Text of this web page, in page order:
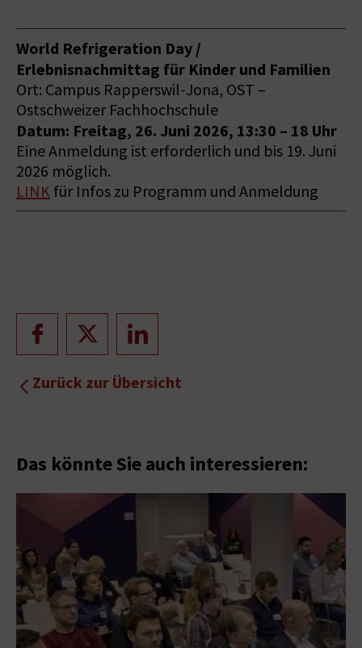
World Refrigeration Day /
Erlebnisnachmittag für Kinder und Familien
Ort: Campus Rapperswil-Jona, OST –
Ostschweizer Fachhochschule
Datum: Freitag, 26. Juni 2026, 13:30 – 18 Uhr
Eine Anmeldung ist erforderlich und bis 19. Juni
2026 möglich.
LINK für Infos zu Programm und Anmeldung
Zurück zur Übersicht
Das könnte Sie auch interessieren: